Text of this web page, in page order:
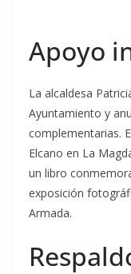
Apoyo
La alcaldesa
Ayuntamiento y
complementarias.
Elcano en La
un libro
exposición
Armada.